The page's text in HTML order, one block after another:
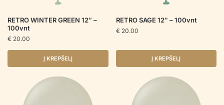
RETRO WINTER GREEN 12″ –
100vnt
€ 20.00
Į KREPŠELĮ
RETRO SAGE 12″ – 100vnt
€ 20.00
Į KREPŠELĮ